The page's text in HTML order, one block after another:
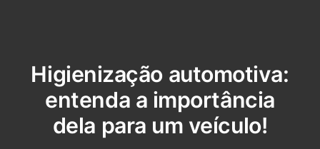
Higienização automotiva:
entenda a importância
dela para um veículo!